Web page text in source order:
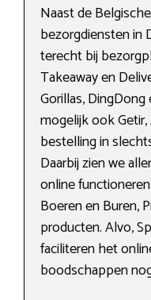
Naast de
bezorgdiensten in
terecht bij
Takeaway en
Gorillas,
mogelijk ook
bestelling in
Daarbij zien we
online
Boeren en Buren,
producten. Alvo,
faciliteren het
boodschappen